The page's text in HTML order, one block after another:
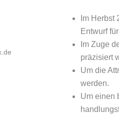
Im
Entwurf
Im Zuge
präzisiert
Um die
werden.
Um einen